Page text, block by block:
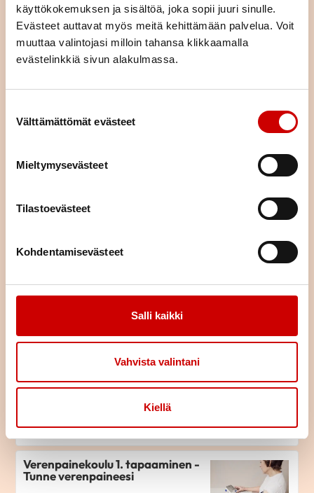
käyttökokemuksen ja sisältöä, joka sopii juuri sinulle.
Evästeet auttavat myös meitä kehittämään palvelua. Voit
muuttaa valintojasi milloin tahansa klikkaamalla
evästelinkkiä sivun alakulmassa.
Välttämättömät evästeet
Mieltymysevästeet
Tilastoevästeet
Kohdentamisevästeet
Salli kaikki
Vahvista valintani
Kiellä
LUE IDEAKORTTI
Verenpainekoulu 5. tapaaminen
- Syö paineesi alas
Verenpainekoulu 2. tapaaminen
- Liike on lääke
Verenpainekoulu 1. tapaaminen -
Tunne verenpaineesi